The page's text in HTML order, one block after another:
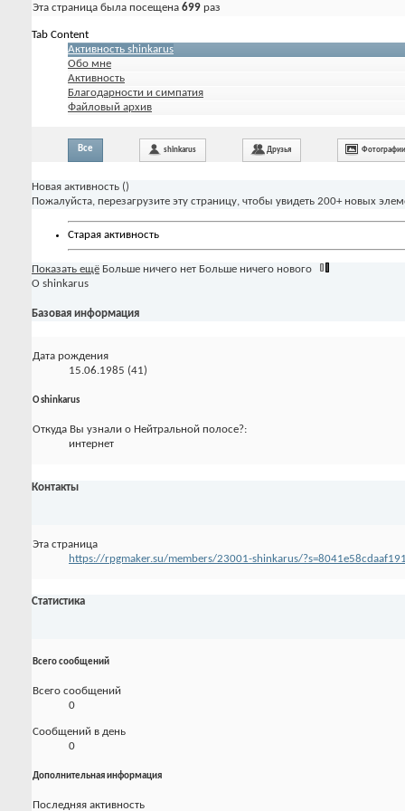
Эта страница была посещена 699 раз
Tab Content
Активность shinkarus
Обо мне
Активность
Благодарности и симпатия
Файловый архив
Все shinkarus Друзья Фотографии
Новая активность ()
Пожалуйста, перезагрузите эту страницу, чтобы увидеть 200+ новых
Старая активность
Показать ещё Больше ничего нет Больше ничего нового
О shinkarus
Базовая информация
Дата рождения
15.06.1985 (41)
О shinkarus
Откуда Вы узнали о Нейтральной полосе?:
интернет
Контакты
Эта страница
https://rpgmaker.su/members/23001-shinkarus/
Статистика
Всего сообщений
Всего сообщений
0
Сообщений в день
0
Дополнительная информация
Последняя активность